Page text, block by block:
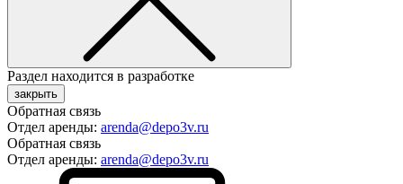
Раздел находится в разработке
закрыть
Обратная связь
Отдел аренды: arenda@depo3v.ru
Обратная связь
Отдел аренды: arenda@depo3v.ru